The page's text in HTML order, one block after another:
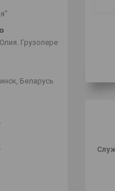
Грузопере
Беларусь